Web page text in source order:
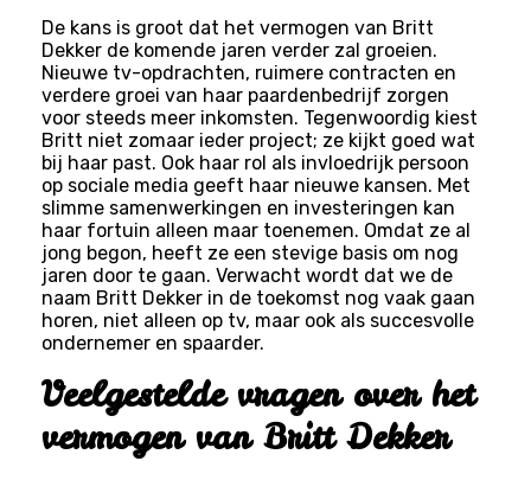
De kans is groot dat het vermogen van Britt
Dekker de komende jaren verder zal groeien.
Nieuwe tv-opdrachten, ruimere contracten en
verdere groei van haar paardenbedrijf zorgen
voor steeds meer inkomsten. Tegenwoordig kiest
Britt niet zomaar ieder project; ze kijkt goed wat
bij haar past. Ook haar rol als invloedrijk persoon
op sociale media geeft haar nieuwe kansen. Met
slimme samenwerkingen en investeringen kan
haar fortuin alleen maar toenemen. Omdat ze al
jong begon, heeft ze een stevige basis om nog
jaren door te gaan. Verwacht wordt dat we de
naam Britt Dekker in de toekomst nog vaak gaan
horen, niet alleen op tv, maar ook als succesvolle
ondernemer en spaarder.
Veelgestelde vragen over het
vermogen van Britt Dekker